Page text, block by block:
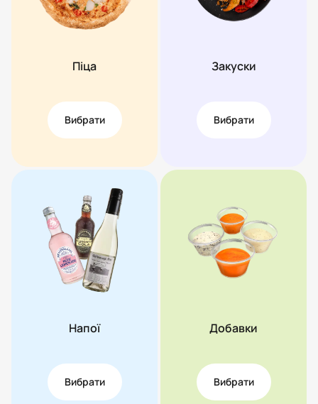
Піца
Вибрати
Закуски
Вибрати
Напої
Вибрати
Добавки
Вибрати